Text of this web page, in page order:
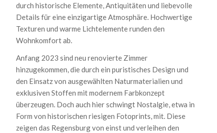
durch historische Elemente, Antiquitäten und liebevolle
Details für eine einzigartige Atmosphäre. Hochwertige
Texturen und warme Lichtelemente runden den
Wohnkomfort ab.
Anfang 2023 sind neu renovierte Zimmer
hinzugekommen, die durch ein puristisches Design und
den Einsatz von ausgewählten Naturmaterialien und
exklusiven Stoffen mit modernem Farbkonzept
überzeugen. Doch auch hier schwingt Nostalgie, etwa in
Form von historischen riesigen Fotoprints, mit. Diese
zeigen das Regensburg von einst und verleihen den